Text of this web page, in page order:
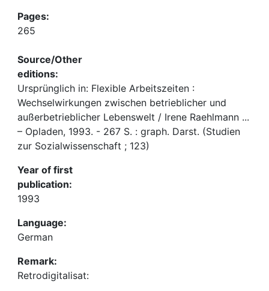
Pages:
265
Source/Other
editions:
Ursprünglich in: Flexible Arbeitszeiten :
Wechselwirkungen zwischen betrieblicher und
außerbetrieblicher Lebenswelt / Irene Raehlmann ...
– Opladen, 1993. - 267 S. : graph. Darst. (Studien
zur Sozialwissenschaft ; 123)
Year of first
publication:
1993
Language:
German
Remark:
Retrodigitalisat: